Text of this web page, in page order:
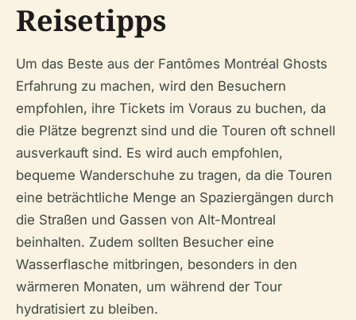
Reisetipps
Um das Beste aus der Fantômes Montréal Ghosts
Erfahrung zu machen, wird den Besuchern
empfohlen, ihre Tickets im Voraus zu buchen, da
die Plätze begrenzt sind und die Touren oft schnell
ausverkauft sind. Es wird auch empfohlen,
bequeme Wanderschuhe zu tragen, da die Touren
eine beträchtliche Menge an Spaziergängen durch
die Straßen und Gassen von Alt-Montreal
beinhalten. Zudem sollten Besucher eine
Wasserflasche mitbringen, besonders in den
wärmeren Monaten, um während der Tour
hydratisiert zu bleiben.